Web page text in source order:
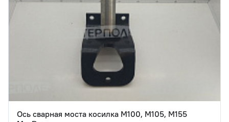
Ось сварная моста косилка M100, M105, M155